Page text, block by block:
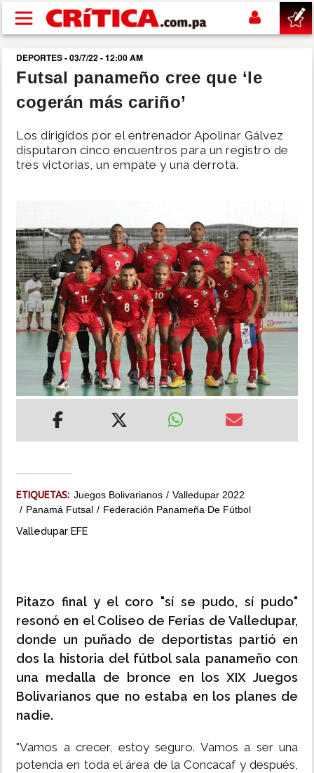
Pasar al contenido principal
buscar
SUCESOS
NACIONAL
DEPORTES
MUNDO
INSÓLITAS
MULTIMEDIA
IMPRESO
DEPORTES - 03/7/22 - 12:00 AM
Futsal panameño cree que ‘le
cogerán más cariño’
Los dirigidos por el entrenador Apolinar Gálvez
disputaron cinco encuentros para un registro de
tres victorias, un empate y una derrota.
ETIQUETAS: Juegos Bolivarianos
Valledupar 2022
Panamá Futsal
Federación Panameña De Fútbol
Valledupar EFE
Pitazo final y el coro "sí se pudo, sí pudo"
resonó en el Coliseo de Ferias de Valledupar,
donde un puñado de deportistas partió en
dos la historia del fútbol sala panameño con
una medalla de bronce en los XIX Juegos
Bolivarianos que no estaba en los planes de
nadie.
"Vamos a crecer, estoy seguro. Vamos a ser una
potencia en toda el área de la Concacaf y después,